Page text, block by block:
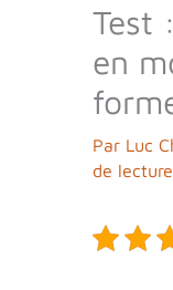
Test
en
Par Luc
de lecture